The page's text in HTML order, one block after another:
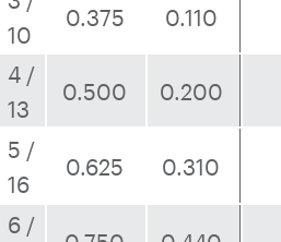
10
0.375 0.110
4 /
13
0.500 0.200
5 /
16
0.625 0.310
6 /